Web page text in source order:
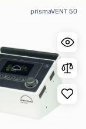
prismaVENT 50